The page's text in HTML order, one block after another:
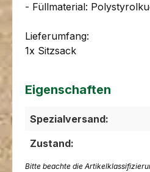
- Füllmaterial:
Lieferumfang:
1x Sitzsack
Eigenschaften
Spezialversand:
Zustand:
Bitte beachte die